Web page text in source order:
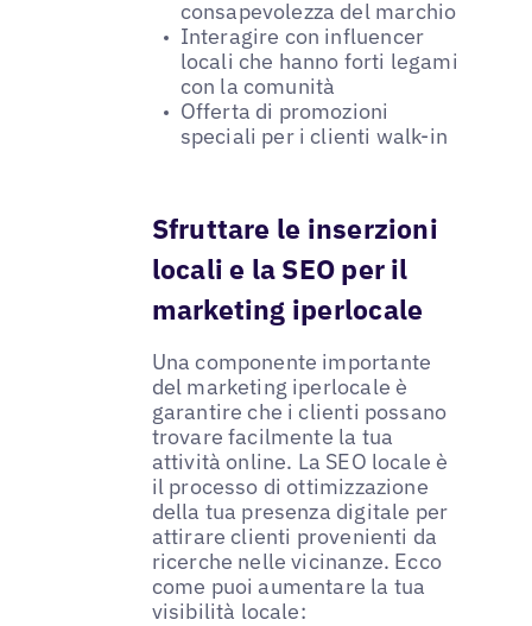
consapevolezza del marchio
Interagire con influencer
locali che hanno forti legami
con la comunità
Offerta di promozioni
speciali per i clienti walk-in
Sfruttare le inserzioni
locali e la SEO per il
marketing iperlocale
Una componente importante
del marketing iperlocale è
garantire che i clienti possano
trovare facilmente la tua
attività online. La SEO locale è
il processo di ottimizzazione
della tua presenza digitale per
attirare clienti provenienti da
ricerche nelle vicinanze. Ecco
come puoi aumentare la tua
visibilità locale: